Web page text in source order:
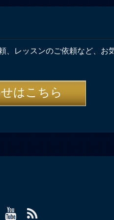
、レッスンのご依頼など、お
はこちら